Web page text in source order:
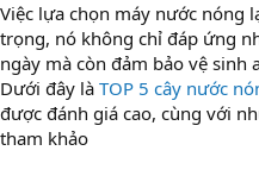
Việc lựa chọn máy nước nóng
trọng, nó không chỉ đáp ứng
ngày mà còn đảm bảo vệ sinh
Dưới đây là TOP 5 cây nước
được đánh giá cao, cùng với
tham khảo